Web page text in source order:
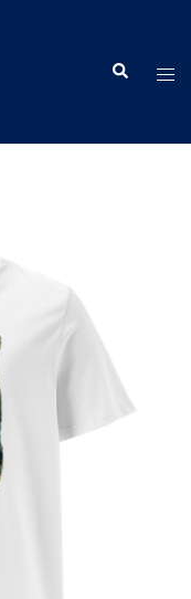
Search